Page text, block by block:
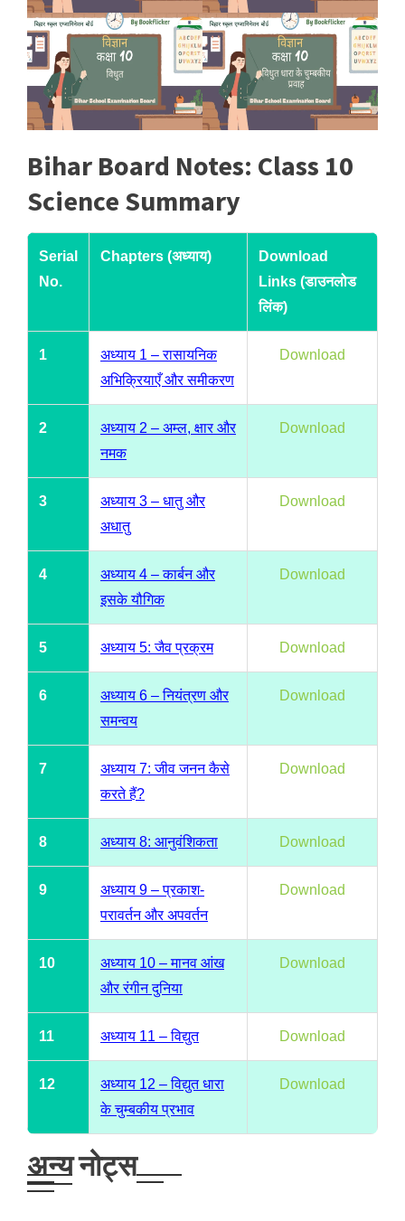
Bihar Board Notes: Class 10
Science Summary
Serial
No.
Chapters (अध्याय)
Download
Links (डाउनलोड
लिंक)
1
अध्याय 1 – रासायनिक
अभिक्रियाएँ और समीकरण
Download
2
अध्याय 2 – अम्ल, क्षार और
नमक
Download
3
अध्याय 3 – धातु और
अधातु
Download
4
अध्याय 4 – कार्बन और
इसके यौगिक
Download
5 अध्याय 5: जैव प्रक्रम Download
6
अध्याय 6 – नियंत्रण और
समन्वय
Download
7
अध्याय 7: जीव जनन कैसे
करते हैं?
Download
8 अध्याय 8: आनुवंशिकता Download
9
अध्याय 9 – प्रकाश-
परावर्तन और अपवर्तन
Download
10
अध्याय 10 – मानव आंख
और रंगीन दुनिया
Download
11 अध्याय 11 – विद्युत Download
12
अध्याय 12 – विद्युत धारा
के चुम्बकीय प्रभाव
Download
अन्य नोट्स